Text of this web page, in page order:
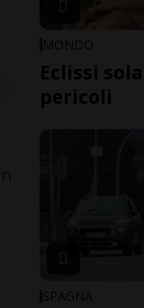
MONDO
Eclissi
pericoli
SPAGNA